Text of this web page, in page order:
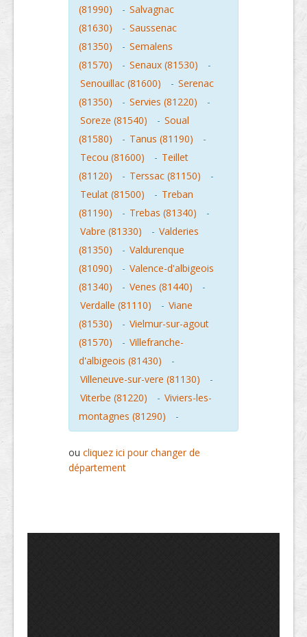
(81990)
- Salvagnac
(81630)
- Saussenac
(81350)
- Semalens
(81570)
- Senaux (81530)
-
Senouillac (81600)
- Serenac
(81350)
- Servies (81220)
-
Soreze (81540)
- Soual
(81580)
- Tanus (81190)
-
Tecou (81600)
- Teillet
(81120)
- Terssac (81150)
-
Teulat (81500)
- Treban
(81190)
- Trebas (81340)
-
Vabre (81330)
- Valderies
(81350)
- Valdurenque
(81090)
- Valence-d'albigeois
(81340)
- Venes (81440)
-
Verdalle (81110)
- Viane
(81530)
- Vielmur-sur-agout
(81570)
- Villefranche-
d'albigeois (81430)
-
Villeneuve-sur-vere (81130)
-
Viterbe (81220)
- Viviers-les-
montagnes (81290)
-
ou cliquez ici pour changer de
département